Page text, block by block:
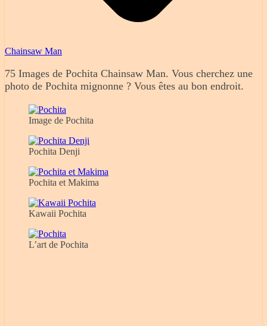
Chainsaw Man
75 Images de Pochita Chainsaw Man. Vous cherchez une
photo de Pochita mignonne ? Vous êtes au bon endroit.
Image de Pochita
Pochita Denji
Pochita et Makima
Kawaii Pochita
L’art de Pochita